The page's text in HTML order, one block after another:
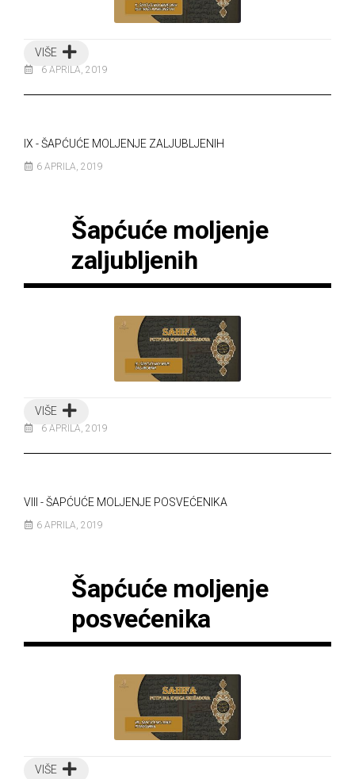
VIŠE
6 APRILA, 2019
IX - ŠAPĆUĆE MOLJENJE ZALJUBLJENIH
6 APRILA, 2019
Šapćuće moljenje
zaljubljenih
VIŠE
6 APRILA, 2019
VIII - ŠAPĆUĆE MOLJENJE POSVEĆENIKA
6 APRILA, 2019
Šapćuće moljenje
posvećenika
VIŠE